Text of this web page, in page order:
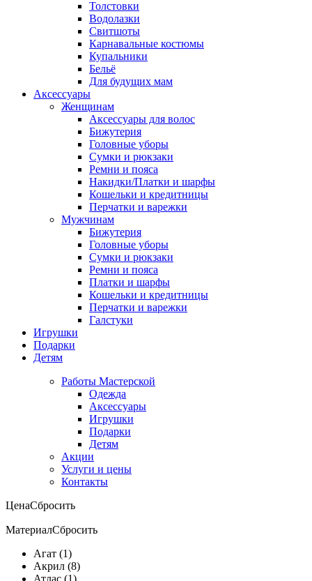
Толстовки
Водолазки
Свитшоты
Карнавальные костюмы
Купальники
Бельё
Для будущих мам
Аксессуары
Женщинам
Аксессуары для волос
Бижутерия
Головные уборы
Сумки и рюкзаки
Ремни и пояса
Накидки/Платки и шарфы
Кошельки и кредитницы
Перчатки и варежки
Мужчинам
Бижутерия
Головные уборы
Сумки и рюкзаки
Ремни и пояса
Платки и шарфы
Кошельки и кредитницы
Перчатки и варежки
Галстуки
Игрушки
Подарки
Детям
Работы Мастерской
Одежда
Аксессуары
Игрушки
Подарки
Детям
Акции
Услуги и цены
Контакты
ЦенаСбросить
МатериалСбросить
Агат (1)
Акрил (8)
Атлас (1)